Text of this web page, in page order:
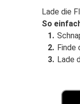
Lade die
So
Finde
Lade